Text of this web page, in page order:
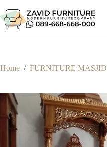
to
content
Home / FURNITURE MASJID